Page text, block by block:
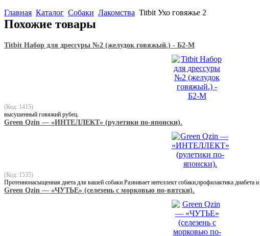
Главная Каталог Собаки Лакомства Titbit Ухо говяжье 2
Похожие товары
Titbit Набор для дрессуры №2 (желудок говяжый.) - Б2-M
(Код: 1415)
высушенный говяжий рубец.
Green Qzin — «ИНТЕЛЛЕКТ» (рулетики по-японски).
(Код: 1535)
Протеинонасыщенная диета для вашей собаки.Развивает интеллект собаки,профилактика
Green Qzin — «ЧУТЬЕ» (селезень с морковью по-вятски).